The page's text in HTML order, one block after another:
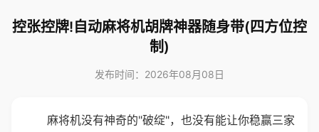
控张控牌!自动麻将机胡牌神器随身带(四方位控
制)
发布时间：2026年08月08日
麻将机没有神奇的"破绽"，也没有能让你稳赢三家